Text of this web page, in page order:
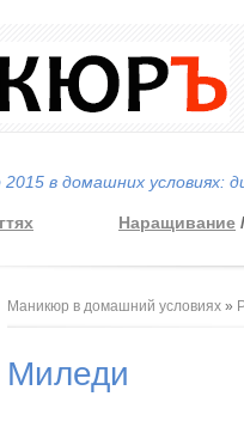
в домашних условиях:
Наращивание
Вы здесь
Маникюр в домашний условиях »
Миледи